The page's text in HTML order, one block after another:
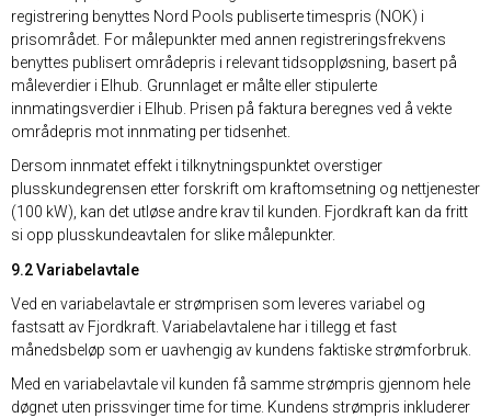
registrering benyttes Nord Pools publiserte timespris (NOK) i
prisområdet. For målepunkter med annen registreringsfrekvens
benyttes publisert områdepris i relevant tidsoppløsning, basert på
måleverdier i Elhub. Grunnlaget er målte eller stipulerte
innmatingsverdier i Elhub. Prisen på faktura beregnes ved å vekte
områdepris mot innmating per tidsenhet.
Dersom innmatet effekt i tilknytningspunktet overstiger
plusskundegrensen etter forskrift om kraftomsetning og nettjenester
(100 kW), kan det utløse andre krav til kunden. Fjordkraft kan da fritt
si opp plusskundeavtalen for slike målepunkter.
9.2 Variabelavtale
Ved en variabelavtale er strømprisen som leveres variabel og
fastsatt av Fjordkraft. Variabelavtalene har i tillegg et fast
månedsbeløp som er uavhengig av kundens faktiske strømforbruk.
Med en variabelavtale vil kunden få samme strømpris gjennom hele
døgnet uten prissvinger time for time. Kundens strømpris inkluderer